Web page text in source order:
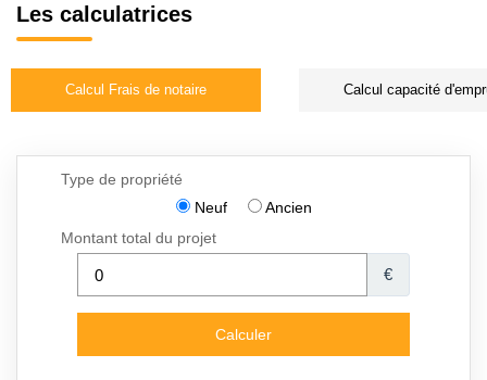
Les calculatrices
Calcul Frais de notaire Calcul capacité